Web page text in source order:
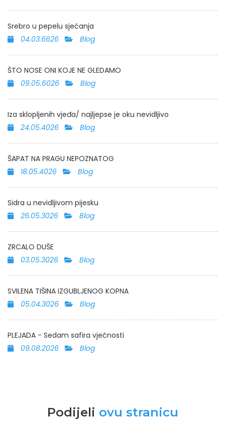
Srebro u pepelu sjećanja
04.03.6626
Blog
ŠTO NOSE ONI KOJE NE GLEDAMO
09.05.6026
Blog
Iza sklopljenih vjeđa/ najljepse je oku nevidljivo
24.05.4026
Blog
ŠAPAT NA PRAGU NEPOZNATOG
18.05.4026
Blog
Sidra u nevidljivom pijesku
26.05.3026
Blog
ZRCALO DUŠE
03.05.3026
Blog
SVILENA TIŠINA IZGUBLJENOG KOPNA
05.04.3026
Blog
PLEJADA - Sedam safira vječnosti
09.08.2026
Blog
Podijeli ovu stranicu